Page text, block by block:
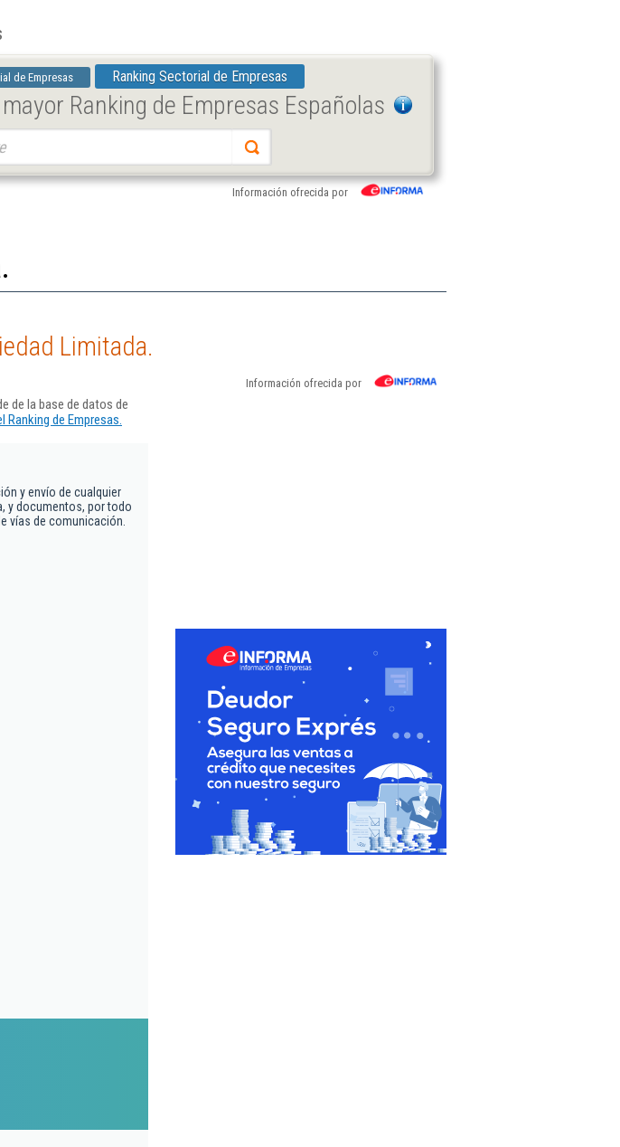
de Empresas Ranking Sectorial de Empresas
Ranking de Empresas Españolas
Información ofrecida por
Limitada.
Información ofrecida por
de la base de datos de
de Empresas.
y envío de cualquier
y documentos, por todo
vías de comunicación.